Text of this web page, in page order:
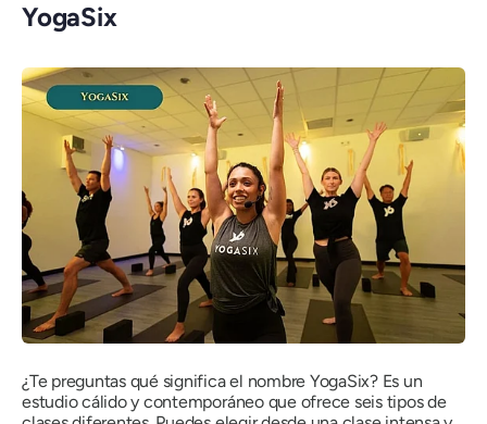
YogaSix
¿Te preguntas qué significa el nombre YogaSix? Es un
estudio cálido y contemporáneo que ofrece seis tipos de